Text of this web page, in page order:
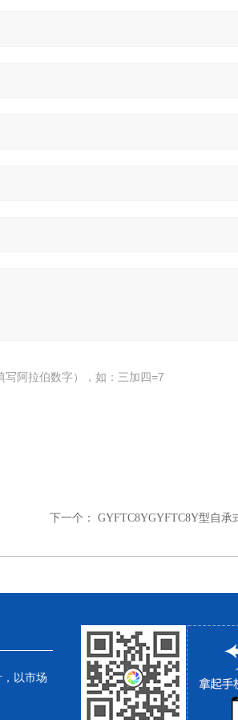
写阿拉伯数字），如：三加四=7
下一个： GYFTC8YGYFTC8Y型自承
以市场